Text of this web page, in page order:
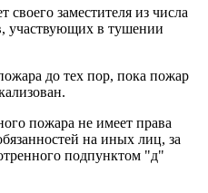
своего заместителя из числа
участвующих в тушении
до тех пор, пока пожар
пожара не имеет права
на иных лиц, за
подпунктом "д"